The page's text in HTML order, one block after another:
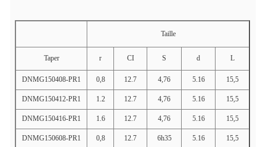
Taille
Taper r CI S d L
DNMG150408-PR1 0,8 12.7 4,76 5.16 15,5
DNMG150412-PR1 1.2 12.7 4,76 5.16 15,5
DNMG150416-PR1 1.6 12.7 4,76 5.16 15,5
DNMG150608-PR1 0,8 12.7 6h35 5.16 15,5